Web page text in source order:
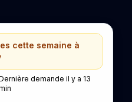
cette semaine à
demande il y a 13